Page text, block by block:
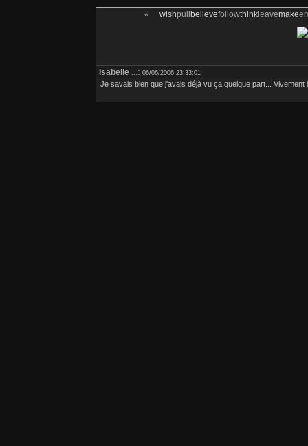
« wishpull believefollowthinkleavemake
Isabelle ...: 06/06/2006 23:33:01
Je savais bien que j'avais déjà vu ça quelque part...